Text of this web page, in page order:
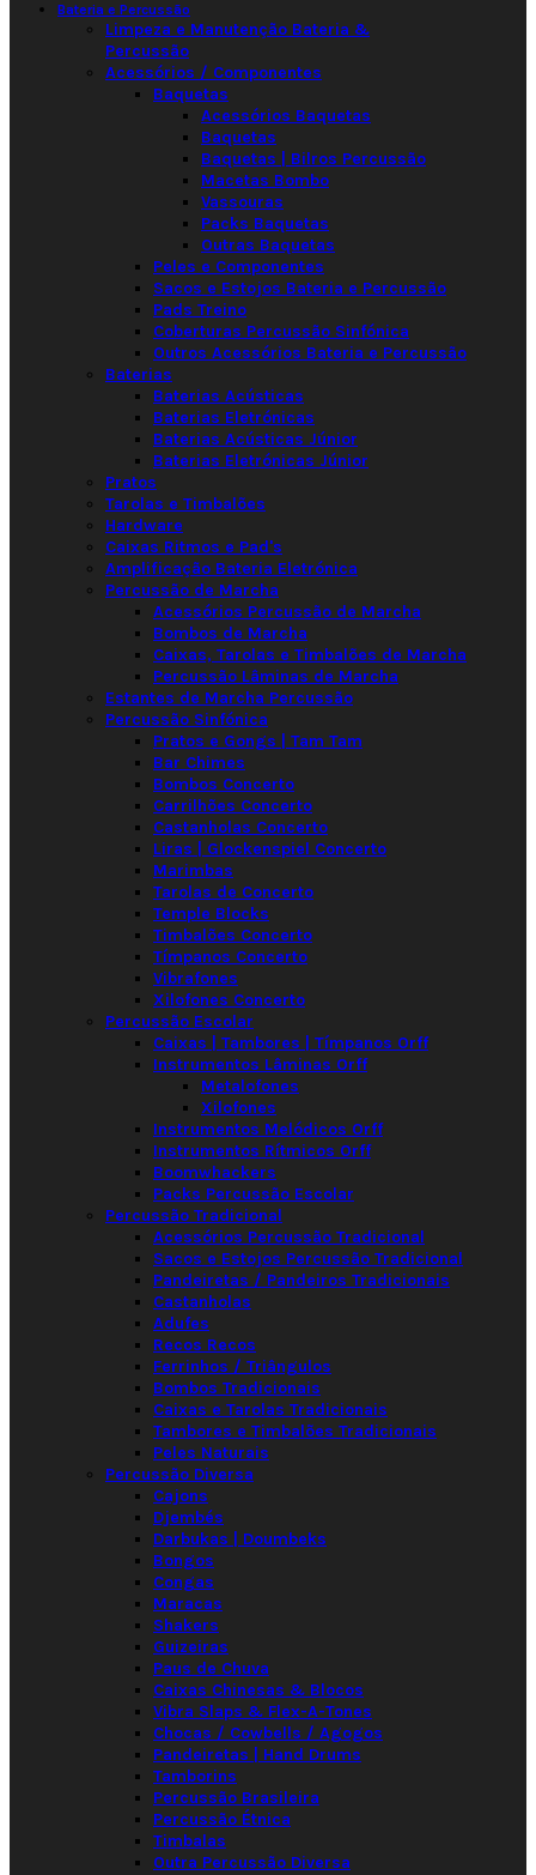
Bateria e Percussão
Limpeza e Manutenção Bateria &
Percussão
Acessórios / Componentes
Baquetas
Acessórios Baquetas
Baquetas
Baquetas | Bilros Percussão
Macetas Bombo
Vassouras
Packs Baquetas
Outras Baquetas
Peles e Componentes
Sacos e Estojos Bateria e Percussão
Pads Treino
Coberturas Percussão Sinfónica
Outros Acessórios Bateria e Percussão
Baterias
Baterias Acústicas
Baterias Eletrónicas
Baterias Acústicas Júnior
Baterias Eletrónicas Júnior
Pratos
Tarolas e Timbalões
Hardware
Caixas Ritmos e Pad's
Amplificação Bateria Eletrónica
Percussão de Marcha
Acessórios Percussão de Marcha
Bombos de Marcha
Caixas, Tarolas e Timbalões de Marcha
Percussão Lâminas de Marcha
Estantes de Marcha Percussão
Percussão Sinfónica
Pratos e Gongs | Tam Tam
Bar Chimes
Bombos Concerto
Carrilhões Concerto
Castanholas Concerto
Liras | Glockenspiel Concerto
Marimbas
Tarolas de Concerto
Temple Blocks
Timbalões Concerto
Tímpanos Concerto
Vibrafones
Xilofones Concerto
Percussão Escolar
Caixas | Tambores | Tímpanos Orff
Instrumentos Lâminas Orff
Metalofones
Xilofones
Instrumentos Melódicos Orff
Instrumentos Rítmicos Orff
Boomwhackers
Packs Percussão Escolar
Percussão Tradicional
Acessórios Percussão Tradicional
Sacos e Estojos Percussão Tradicional
Pandeiretas / Pandeiros Tradicionais
Castanholas
Adufes
Recos Recos
Ferrinhos / Triângulos
Bombos Tradicionais
Caixas e Tarolas Tradicionais
Tambores e Timbalões Tradicionais
Peles Naturais
Percussão Diversa
Cajons
Djembés
Darbukas | Doumbeks
Bongos
Congas
Maracas
Shakers
Guizeiras
Paus de Chuva
Caixas Chinesas & Blocos
Vibra Slaps & Flex-A-Tones
Chocas / Cowbells / Agogos
Pandeiretas | Hand Drums
Tamborins
Percussão Brasileira
Percussão Étnica
Timbalas
Outra Percussão Diversa